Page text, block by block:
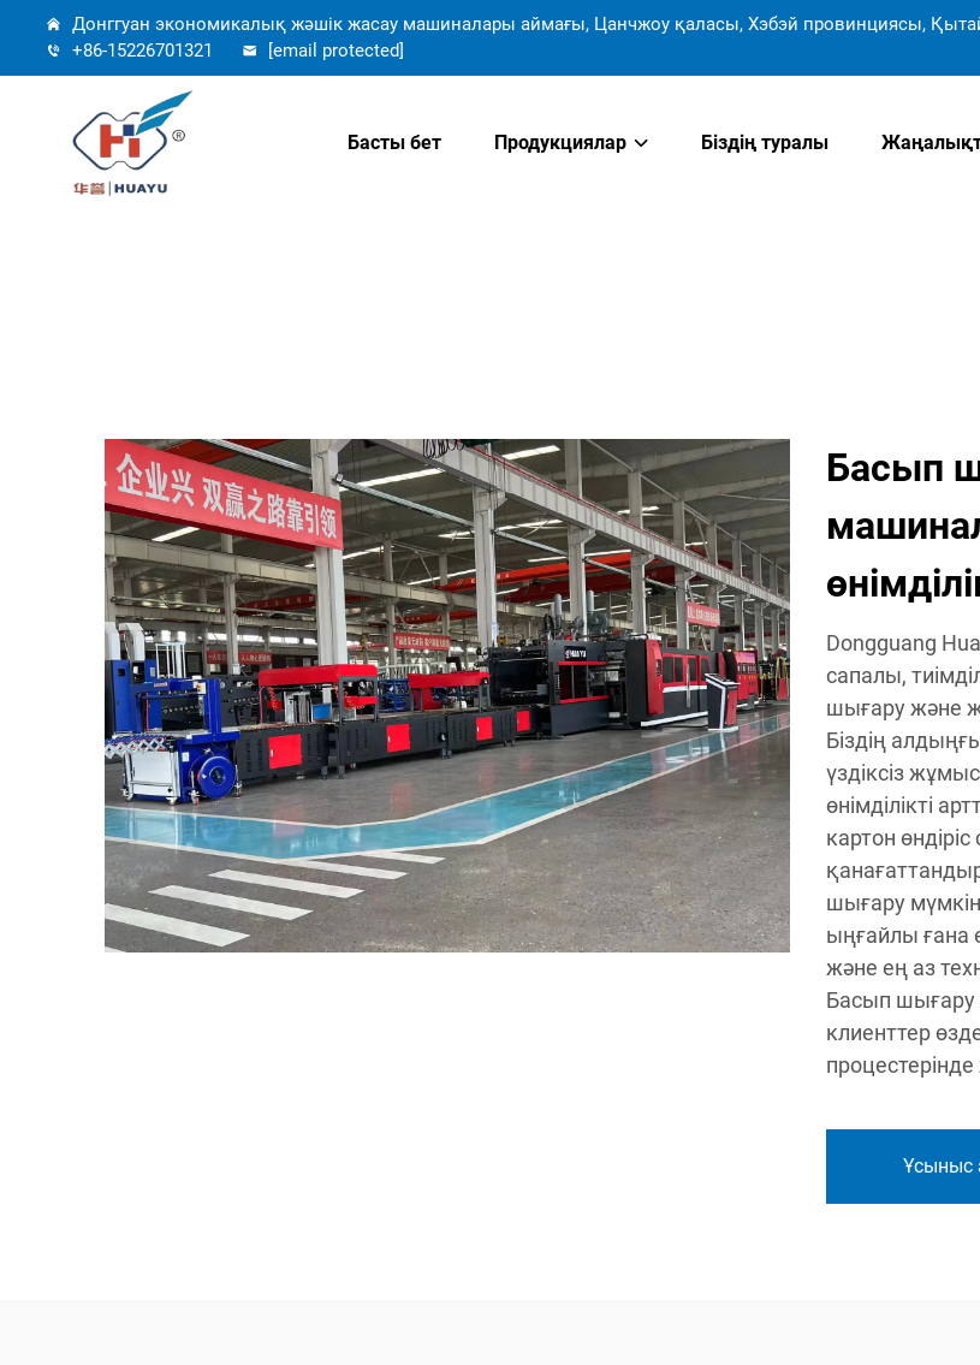
Донггуан экономикалық жәшік жасау машиналары аймағы, Цанчжоу қаласы, Хэбэй провинциясы,
+86-15226701321
[email protected]
Басты бет Продукциялар Біздің туралы
Басып
Dongguang
сапалы,
шығару және
Біздің
үздіксіз
өнімділікті
картон
шығару
ыңғайлы ғана
және ең аз
Басып
клиенттер
Ұсыныс